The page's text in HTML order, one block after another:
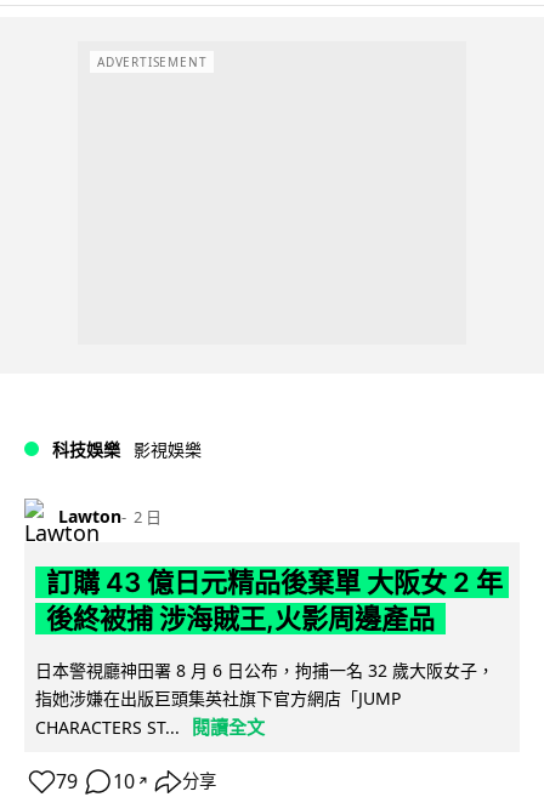
ADVERTISEMENT
科技娛樂 影視娛樂
Lawton 2 日
訂購 43 億日元精品後棄單 大阪女 2 年
後終被捕 涉海賊王,火影周邊產品
日本警視廳神田署 8 月 6 日公布，拘捕一名 32 歲大阪女子，
指她涉嫌在出版巨頭集英社旗下官方網店「JUMP
CHARACTERS ST...
閱讀全文
79 10 ↗ 分享